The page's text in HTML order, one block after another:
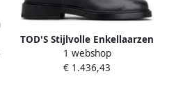
TOD'S Stijlvolle Enkellaarzen
Black Dames
1 webshop
€ 1.436,43